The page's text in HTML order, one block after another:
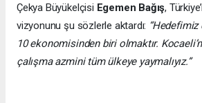
Çekya Büyükelçisi Egemen Bağış,
vizyonunu şu sözlerle aktardı: “Hedefimiz
10 ekonomisinden biri olmaktır.
çalışma azmini tüm ülkeye yaymalıyız.”